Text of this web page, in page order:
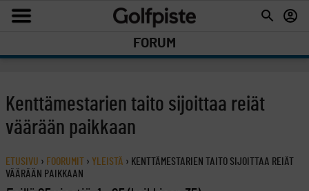
FORUM
Kenttämestarien taito sijoittaa reiät
väärään paikkaan
ETUSIVU › FOORUMIT › YLEISTÄ › KENTTÄMESTARIEN TAITO SIJOITTAA REIÄT
VÄÄRÄÄN PAIKKAAN